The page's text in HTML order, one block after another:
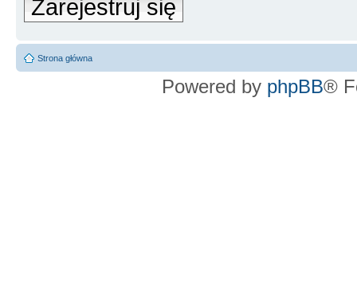
Zarejestruj się
Strona główna
Powered by phpBB®